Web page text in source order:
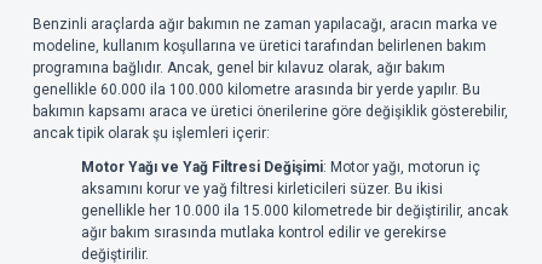
Benzinli araçlarda ağır bakımın ne zaman yapılacağı, aracın marka ve
modeline, kullanım koşullarına ve üretici tarafından belirlenen bakım
programına bağlıdır. Ancak, genel bir kılavuz olarak, ağır bakım
genellikle 60.000 ila 100.000 kilometre arasında bir yerde yapılır. Bu
bakımın kapsamı araca ve üretici önerilerine göre değişiklik gösterebilir,
ancak tipik olarak şu işlemleri içerir:
Motor Yağı ve Yağ Filtresi Değişimi: Motor yağı, motorun iç
aksamını korur ve yağ filtresi kirleticileri süzer. Bu ikisi
genellikle her 10.000 ila 15.000 kilometrede bir değiştirilir, ancak
ağır bakım sırasında mutlaka kontrol edilir ve gerekirse
değiştirilir.